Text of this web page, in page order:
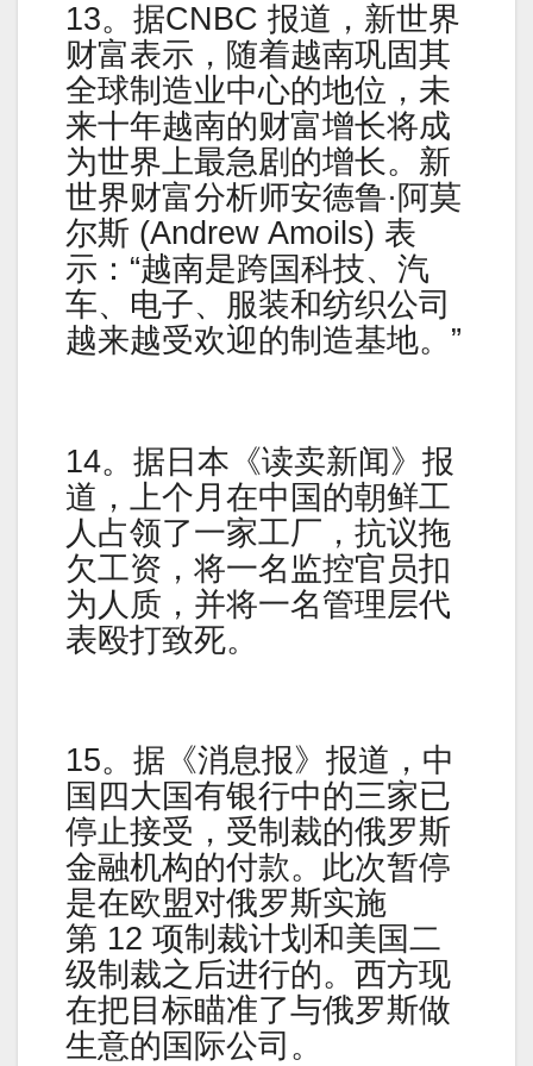
13。据CNBC 报道，新世界
财富表示，随着越南巩固其
全球制造业中心的地位，未
来十年越南的财富增长将成
为世界上最急剧的增长。新
世界财富分析师安德鲁·阿莫
尔斯 (Andrew Amoils) 表
示：“越南是跨国科技、汽
车、电子、服装和纺织公司
越来越受欢迎的制造基地。”
14。据日本《读卖新闻》报
道，上个月在中国的朝鲜工
人占领了一家工厂，抗议拖
欠工资，将一名监控官员​​扣
为人质，并将一名管理层代
表殴打致死。
15。据《消息报》报道，中
国四大国有银行中的三家已
停止接受，受制裁的俄罗斯
金融机构的付款。此次暂停
是在欧盟对俄罗斯实施
第 12 项制裁计划和美国二
级制裁之后进行的。西方现
在把目标瞄准了与俄罗斯做
生意的国际公司。